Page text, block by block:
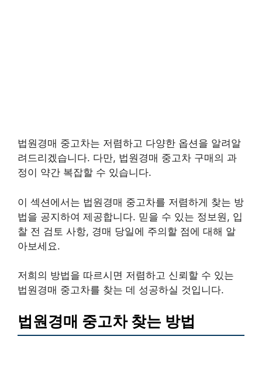
법원경매 중고차는 저렴하고 다양한 옵션을 알려알
려드리겠습니다. 다만, 법원경매 중고차 구매의 과
정이 약간 복잡할 수 있습니다.
이 섹션에서는 법원경매 중고차를 저렴하게 찾는 방
법을 공지하여 제공합니다. 믿을 수 있는 정보원, 입
찰 전 검토 사항, 경매 당일에 주의할 점에 대해 알
아보세요.
저희의 방법을 따르시면 저렴하고 신뢰할 수 있는
법원경매 중고차를 찾는 데 성공하실 것입니다.
법원경매 중고차 찾는 방법